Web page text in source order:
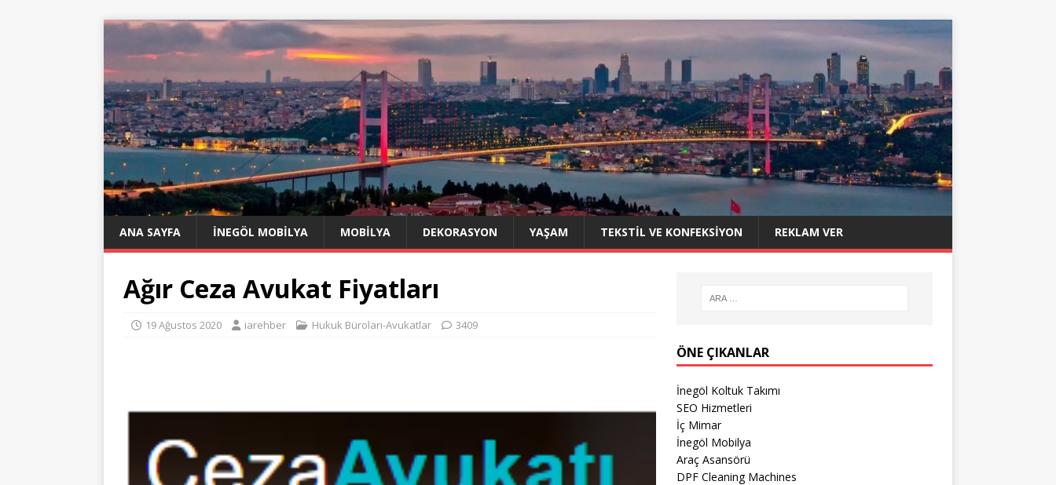
ANA SAYFA İNEGÖL MOBILYA MOBILYA DEKORASYON YAŞAM TEKSTIL VE KONFEKSIYON REKLAM VER
Ağır Ceza Avukat Fiyatları
19 Ağustos 2020 iarehber Hukuk Büroları-Avukatlar 3409
ÖNE ÇIKANLAR
İnegöl Koltuk Takımı
SEO Hizmetleri
İç Mimar
İnegöl Mobilya
Araç Asansörü
DPF Cleaning Machines